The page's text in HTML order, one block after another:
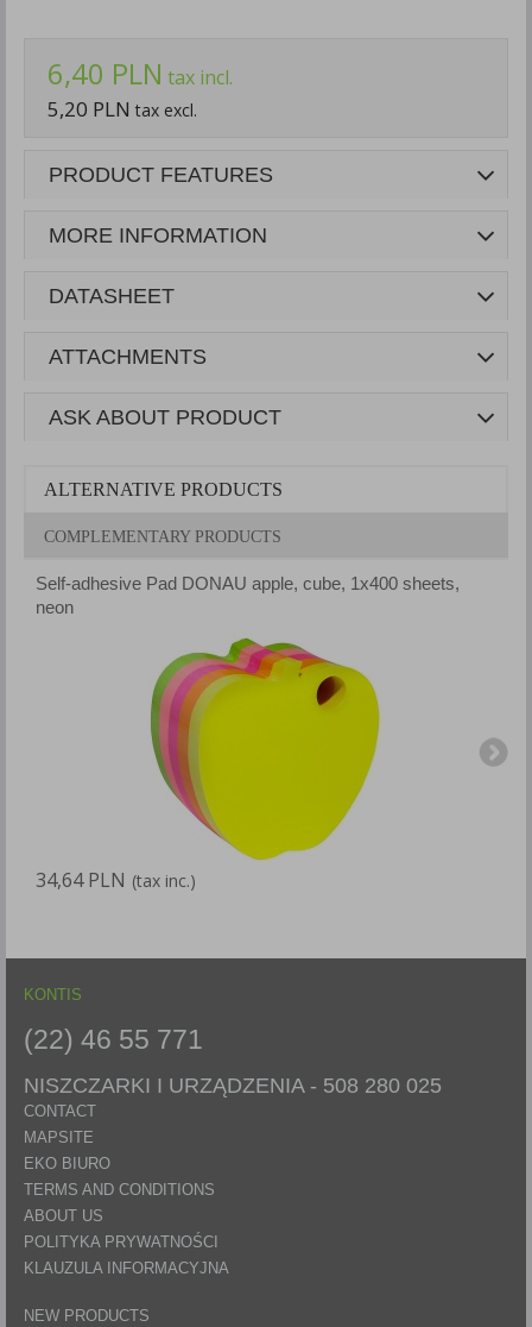
6,40 PLN tax incl.
5,20 PLN tax excl.
PRODUCT FEATURES
MORE INFORMATION
DATASHEET
ATTACHMENTS
ASK ABOUT PRODUCT
ALTERNATIVE PRODUCTS
COMPLEMENTARY PRODUCTS
Self-adhesive Pad DONAU apple, cube, 1x400 sheets,
neon
34,64 PLN (tax inc.)
KONTIS
(22) 46 55 771
NISZCZARKI I URZĄDZENIA - 508 280 025
CONTACT
MAPSITE
EKO BIURO
TERMS AND CONDITIONS
ABOUT US
POLITYKA PRYWATNOŚCI
KLAUZULA INFORMACYJNA
NEW PRODUCTS